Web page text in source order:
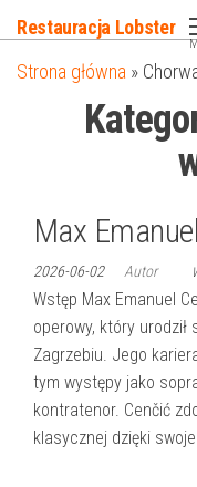
do
treści
Restauracja Lobster
Strona główna »
Max
2026-06-02 Autor
Wstęp Max Emanuel
operowy, który
Zagrzebiu. Jego
tym występy jako
kontratenor. Cenčić
klasycznej dzięki